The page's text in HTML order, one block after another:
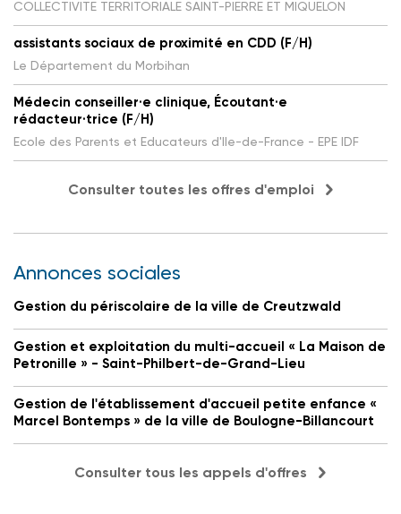
COLLECTIVITE TERRITORIALE SAINT-PIERRE ET MIQUELON
assistants sociaux de proximité en CDD (F/H)
Le Département du Morbihan
Médecin conseiller·e clinique, Écoutant·e
rédacteur·trice (F/H)
Ecole des Parents et Educateurs d'Ile-de-France - EPE IDF
Consulter toutes les offres d'emploi
Annonces sociales
Gestion du périscolaire de la ville de Creutzwald
Gestion et exploitation du multi-accueil « La Maison de
Petronille » - Saint-Philbert-de-Grand-Lieu
Gestion de l'établissement d'accueil petite enfance «
Marcel Bontemps » de la ville de Boulogne-Billancourt
Consulter tous les appels d'offres